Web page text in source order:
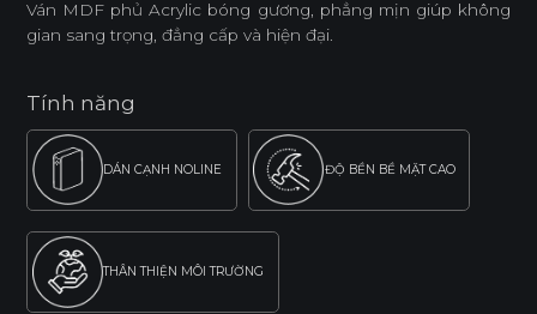
Ván MDF phủ Acrylic bóng gương, phẳng mịn giúp không
gian sang trọng, đẳng cấp và hiện đại.
Tính năng
DÁN CẠNH NOLINE ĐỘ BỀN BỀ MẶT CAO
THÂN THIỆN MÔI TRƯỜNG